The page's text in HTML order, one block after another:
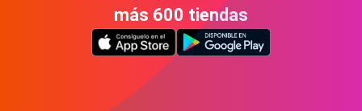
más 600 tiendas